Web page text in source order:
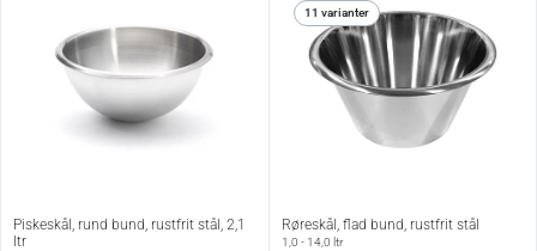
Håndtag
Glasfiberforstærket polyamid, sort
Vedligehold:
Piskeskål, rund bund, rustfrit stål, 2,1
ltr
11 varianter
Røreskål, flad bund, rustfrit stål
1,0 - 14,0 ltr